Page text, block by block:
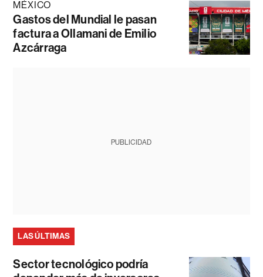
MÉXICO
Gastos del Mundial le pasan
factura a Ollamani de Emilio
Azcárraga
PUBLICIDAD
LAS ÚLTIMAS
Sector tecnológico podría